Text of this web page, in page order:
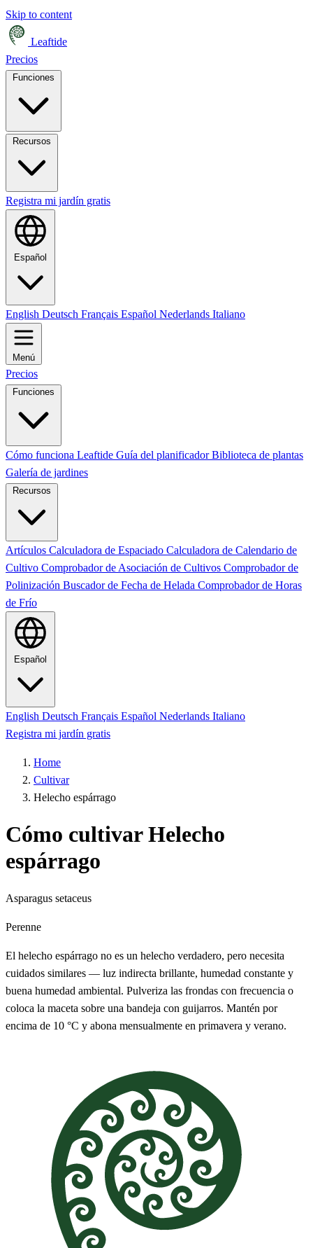
Skip to content
Leaftide
Precios
Registra mi jardín gratis
Español
English Deutsch Français Español Nederlands Italiano
Menú
Precios
Funciones
Cómo funciona Leaftide Guía del planificadorBiblioteca de plantas
Galería de jardines
Recursos
Artículos Calculadora de Espaciado Calculadora de Calendario de
Cultivo Comprobador de Asociación de Cultivos Comprobador de
Polinización Buscador de Fecha de Helada Comprobador de Horas
de Frío
Español
English Deutsch Français Español Nederlands Italiano
Registra mi jardín gratis
Home
Cultivar
Helecho espárrago
Cómo cultivar Helecho
espárrago
Asparagus setaceus
Perenne
El helecho espárrago no es un helecho verdadero, pero necesita
cuidados similares — luz indirecta brillante, humedad constante y
buena humedad ambiental. Pulveriza las frondas con frecuencia o
coloca la maceta sobre una bandeja con guijarros. Mantén por
encima de 10 °C y abona mensualmente en primavera y verano.